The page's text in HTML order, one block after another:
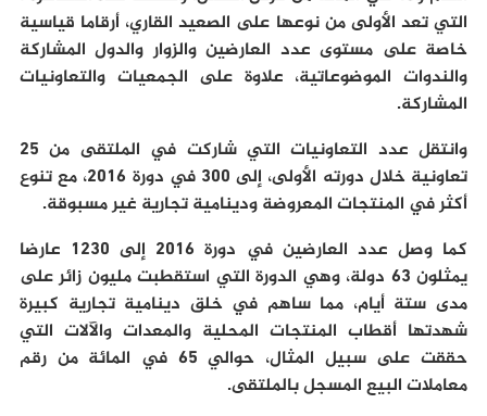
التي تعد الأولى من نوعها على الصعيد القاري، أرقاما قياسية
خاصة على مستوى عدد العارضين والزوار والدول المشاركة
والندوات الموضوعاتية، علاوة على الجمعيات والتعاونيات
المشاركة.
وانتقل عدد التعاونيات التي شاركت في الملتقى من 25
تعاونية خلال دورته الأولى، إلى 300 في دورة 2016، مع تنوع
أكثر في المنتجات المعروضة ودينامية تجارية غير مسبوقة.
كما وصل عدد العارضين في دورة 2016 إلى 1230 عارضا
يمثلون 63 دولة، وهي الدورة التي استقطبت مليون زائر على
مدى ستة أيام، مما ساهم في خلق دينامية تجارية كبيرة
شهدتها أقطاب المنتجات المحلية والمعدات والآلات التي
حققت على سبيل المثال، حوالي 65 في المائة من رقم
معاملات البيع المسجل بالملتقى.